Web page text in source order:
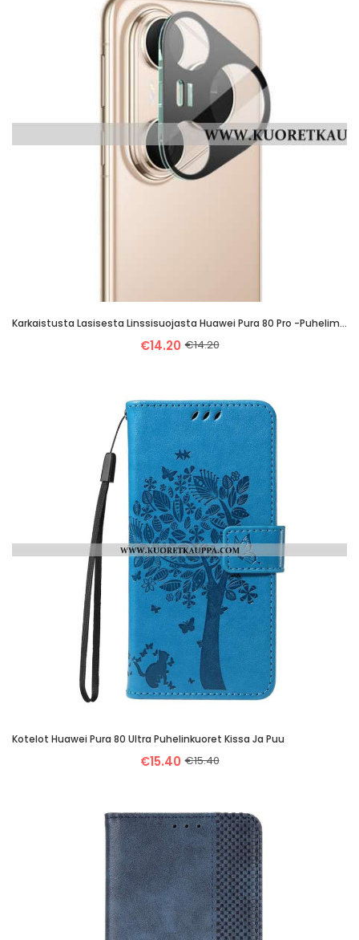
Karkaistusta Lasisesta Linssisuojasta Huawei Pura 80 Pro -puhelimelle (musta Versio)
€14.20 €14.20
Kotelot Huawei Pura 80 Ultra Puhelinkuoret Kissa Ja Puu
€15.40 €15.40